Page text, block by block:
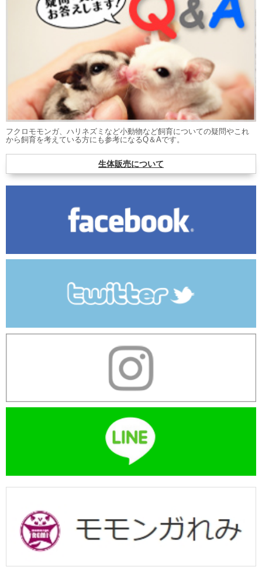
フクロモモンガ、ハリネズミなど小動物など飼育についての疑問やこれ
から飼育を考えている方にも参考になるQ＆Aです。
生体販売について